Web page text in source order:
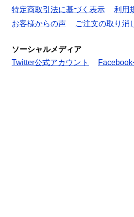
特定商取引法に基づく表示
利用
お客様からの声
ご注文の取り消
ソーシャルメディア
Twitter公式アカウント